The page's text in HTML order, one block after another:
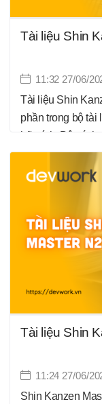
Tài liệu Shin
11:32 27/06/
Tài liệu Shin
phần trong bộ tài
hữu ích. Bộ sách
nghe và nói của
bài tập và tài
nghe nói trong
Tài liệu Shin
11:24 27/06/
Shin Kanzen